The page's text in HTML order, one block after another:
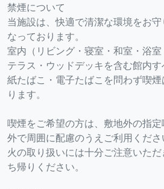
禁煙について
当施設は、快適で清潔な環境をお
なっております。
室内（リビング・寝室・和室・浴
テラス・ウッドデッキを含む館内す
紙たばこ・電子たばこを問わず喫
ります。
喫煙をご希望の方は、敷地外の指
外で周囲に配慮のうえご利用くださ
火の取り扱いには十分ご注意いた
ち帰りください。